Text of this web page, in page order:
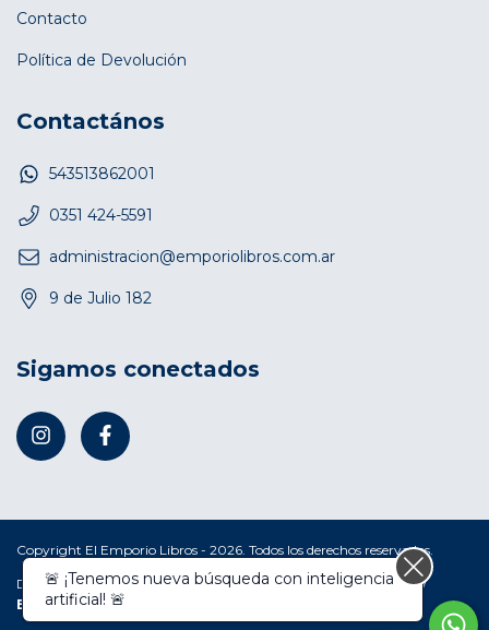
Contacto
Política de Devolución
Contactános
543513862001
0351 424-5591
administracion@emporiolibros.com.ar
9 de Julio 182
Sigamos conectados
Copyright El Emporio Libros - 2026. Todos los derechos reservados.
Defensa de las y los consumidores. Para reclamos ingresá acá. /
Botón de arrepentimiento
🚨 ¡Tenemos nueva búsqueda con inteligencia
artificial! 🚨